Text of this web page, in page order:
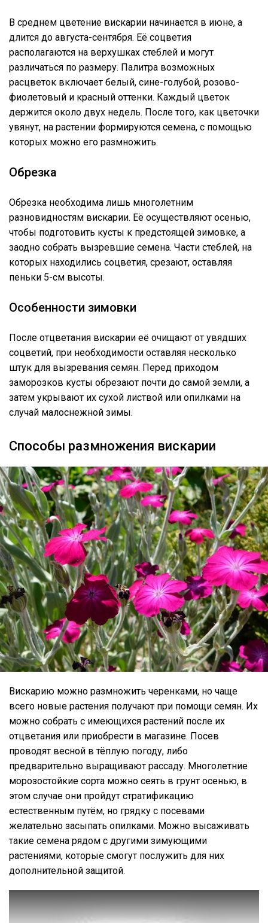
В среднем цветение вискарии начинается в июне, а
длится до августа-сентября. Её соцветия
располагаются на верхушках стеблей и могут
различаться по размеру. Палитра возможных
расцветок включает белый, сине-голубой, розово-
фиолетовый и красный оттенки. Каждый цветок
держится около двух недель. После того, как цветочки
увянут, на растении формируются семена, с помощью
которых можно его размножить.
Обрезка
Обрезка необходима лишь многолетним
разновидностям вискарии. Её осуществляют осенью,
чтобы подготовить кусты к предстоящей зимовке, а
заодно собрать вызревшие семена. Части стеблей, на
которых находились соцветия, срезают, оставляя
пеньки 5-см высоты.
Особенности зимовки
После отцветания вискарии её очищают от увядших
соцветий, при необходимости оставляя несколько
штук для вызревания семян. Перед приходом
заморозков кусты обрезают почти до самой земли, а
затем укрывают их сухой листвой или опилками на
случай малоснежной зимы.
Способы размножения вискарии
Вискарию можно размножить черенками, но чаще
всего новые растения получают при помощи семян. Их
можно собрать с имеющихся растений после их
отцветания или приобрести в магазине. Посев
проводят весной в тёплую погоду, либо
предварительно выращивают рассаду. Многолетние
морозостойкие сорта можно сеять в грунт осенью, в
этом случае они пройдут стратификацию
естественным путём, но грядку с посевами
желательно засыпать опилками. Можно высаживать
такие семена рядом с другими зимующими
растениями, которые смогут послужить для них
дополнительной защитой.